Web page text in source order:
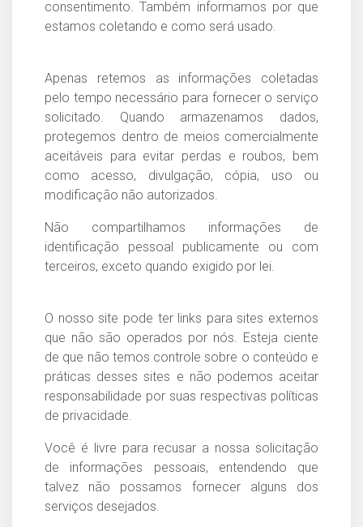
consentimento. Também informamos por que
estamos coletando e como será usado.
Apenas retemos as informações coletadas
pelo tempo necessário para fornecer o serviço
solicitado. Quando armazenamos dados,
protegemos dentro de meios comercialmente
aceitáveis para evitar perdas e roubos, bem
como acesso, divulgação, cópia, uso ou
modificação não autorizados.
Não compartilhamos informações de
identificação pessoal publicamente ou com
terceiros, exceto quando exigido por lei.
O nosso site pode ter links para sites externos
que não são operados por nós. Esteja ciente
de que não temos controle sobre o conteúdo e
práticas desses sites e não podemos aceitar
responsabilidade por suas respectivas políticas
de privacidade.
Você é livre para recusar a nossa solicitação
de informações pessoais, entendendo que
talvez não possamos fornecer alguns dos
serviços desejados.